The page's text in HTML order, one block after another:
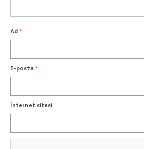
Ad *
E-posta *
İnternet sitesi